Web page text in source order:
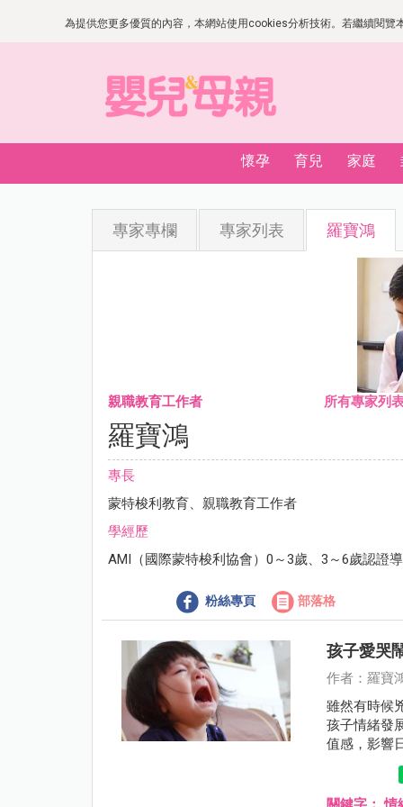
為提供您更多優質的內容，本網站使用cookies分析技術。若繼續閱
懷孕 育兒 家庭
專家專欄 專家列表 羅寶鴻
親職教育工作者 所有專家列
羅寶鴻
專長
蒙特梭利教育、親職教育工作者
學經歷
AMI（國際蒙特梭利協會）0～3歲、3～6歲認證
粉絲專頁 部落格
孩子愛哭
作者：羅寶
雖然有時候
孩子情緒發
值感，影響